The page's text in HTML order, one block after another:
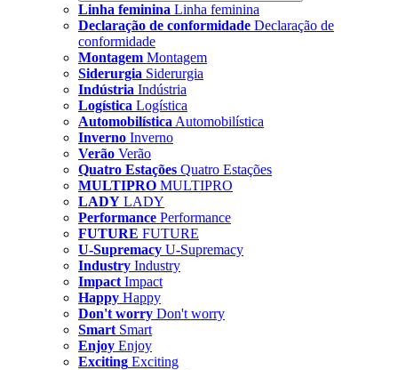
Linha feminina Linha feminina
Declaração de conformidade Declaração de
conformidade
Montagem Montagem
Siderurgia Siderurgia
Indústria Indústria
Logística Logística
Automobilística Automobilística
Inverno Inverno
Verão Verão
Quatro Estações Quatro Estações
MULTIPRO MULTIPRO
LADY LADY
Performance Performance
FUTURE FUTURE
U-Supremacy U-Supremacy
Industry Industry
Impact Impact
Happy Happy
Don't worry Don't worry
Smart Smart
Enjoy Enjoy
Exciting Exciting